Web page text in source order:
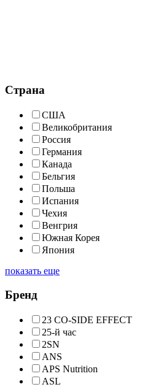
Страна
США
Великобритания
Россия
Германия
Канада
Бельгия
Польша
Испания
Чехия
Венгрия
Южная Корея
Япония
показать еще
Бренд
23 CO-SIDE EFFECT
25-й час
2SN
ANS
APS Nutrition
ASL